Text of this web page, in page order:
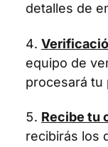
detalles de
equipo de
procesará tu
Recibe tu
recibirás los